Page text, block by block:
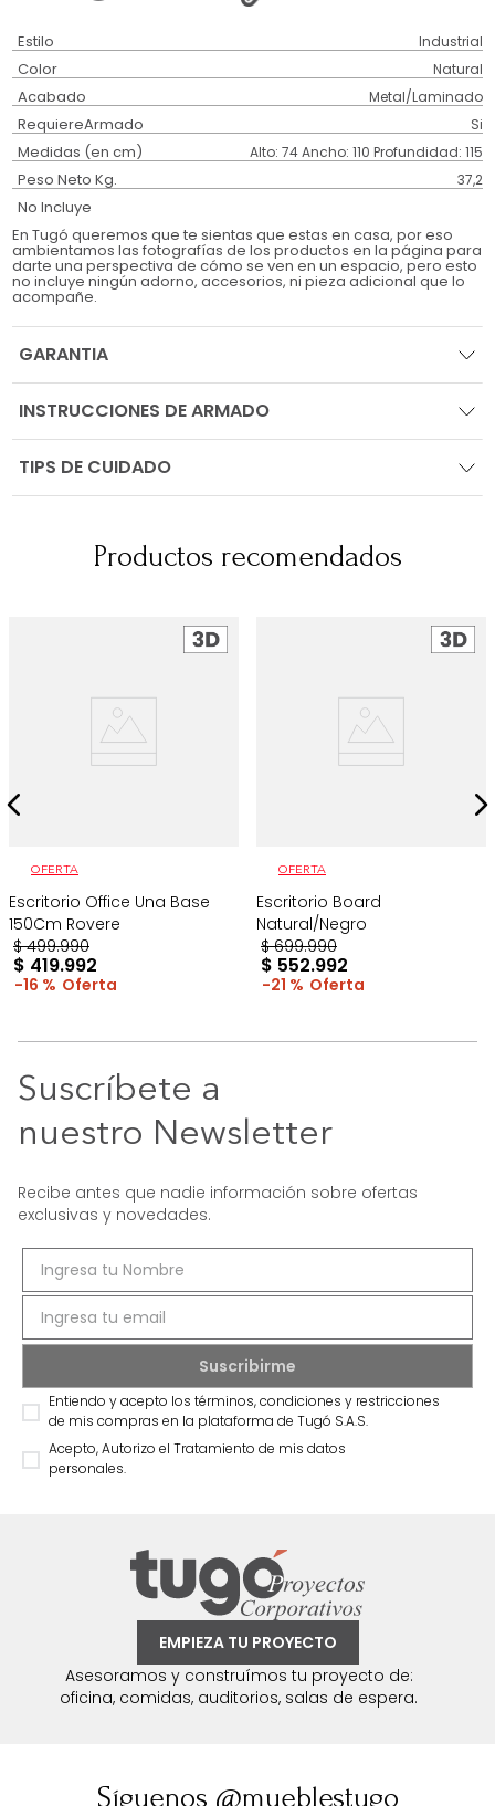
Estilo Industrial
Color Natural
Acabado Metal/Laminado
RequiereArmado Si
Medidas (en cm) Alto: 74 Ancho: 110 Profundidad: 115
Peso Neto Kg. 37,2
No Incluye
En Tugó queremos que te sientas que estas en casa, por eso
ambientamos las fotografías de los productos en la página para
darte una perspectiva de cómo se ven en un espacio, pero esto
no incluye ningún adorno, accesorios, ni pieza adicional que lo
acompañe.
GARANTIA
INSTRUCCIONES DE ARMADO
TIPS DE CUIDADO
Productos recomendados
OFERTA
Escritorio Office Una Base
150Cm Rovere
$ 499.990
$ 419.992
16 %
OFERTA
Escritorio Board
Natural/Negro
$ 699.990
$ 552.992
21 %
Suscríbete a
nuestro Newsletter
Recibe antes que nadie información sobre ofertas
exclusivas y novedades.
Entiendo y acepto los términos, condiciones y restricciones
de mis compras en la plataforma de Tugó S.A.S.
Acepto, Autorizo el Tratamiento de mis datos
personales.
EMPIEZA TU PROYECTO
Asesoramos y construímos tu proyecto de:
oficina, comidas, auditorios, salas de espera.
Síguenos @mueblestugo